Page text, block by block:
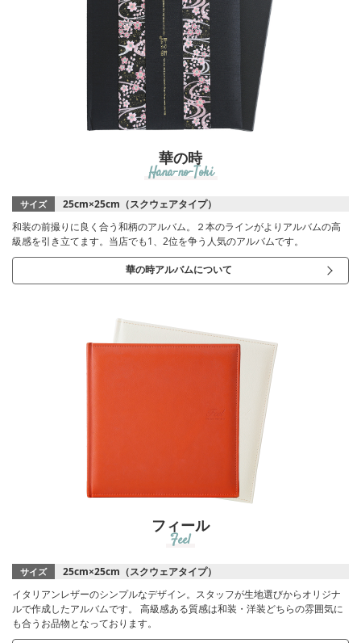
華の時
Hana-no-Toki
サイズ
25cm×25cm（スクウェアタイプ）
和装の前撮りに良く合う和柄のアルバム。２本のラインがよりアルバムの高
級感を引き立てます。当店でも1、2位を争う人気のアルバムです。
華の時アルバムについて
フィール
Feel
サイズ
25cm×25cm（スクウェアタイプ）
イタリアンレザーのシンプルなデザイン。スタッフが生地選びからオリジナ
ルで作成したアルバムです。 高級感ある質感は和装・洋装どちらの雰囲気に
も合うお品物となっております。